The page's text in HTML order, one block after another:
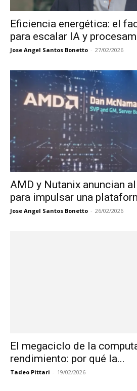
Eficiencia energética: el
para escalar IA y
Jose Angel Santos Bonetto - 27/02/2026
AMD y Nutanix anuncian
para impulsar una
Jose Angel Santos Bonetto - 26/02/2026
El megaciclo de la
rendimiento: por qué la...
Tadeo Pittari - 19/02/2026